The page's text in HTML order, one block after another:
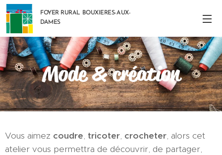
FOYER RURAL BOUXIERES-AUX-
DAMES
Mode & création
Vous aimez coudre, tricoter, crocheter, alors cet
atelier vous permettra de découvrir, de partager,